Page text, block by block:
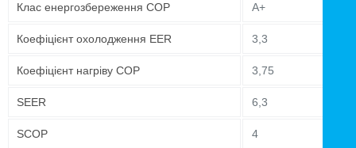
Клас енергозбереження COP A+
Коефіцієнт охолодження EER 3,3
Коефіцієнт нагріву COP 3,75
SEER 6,3
SCOP 4